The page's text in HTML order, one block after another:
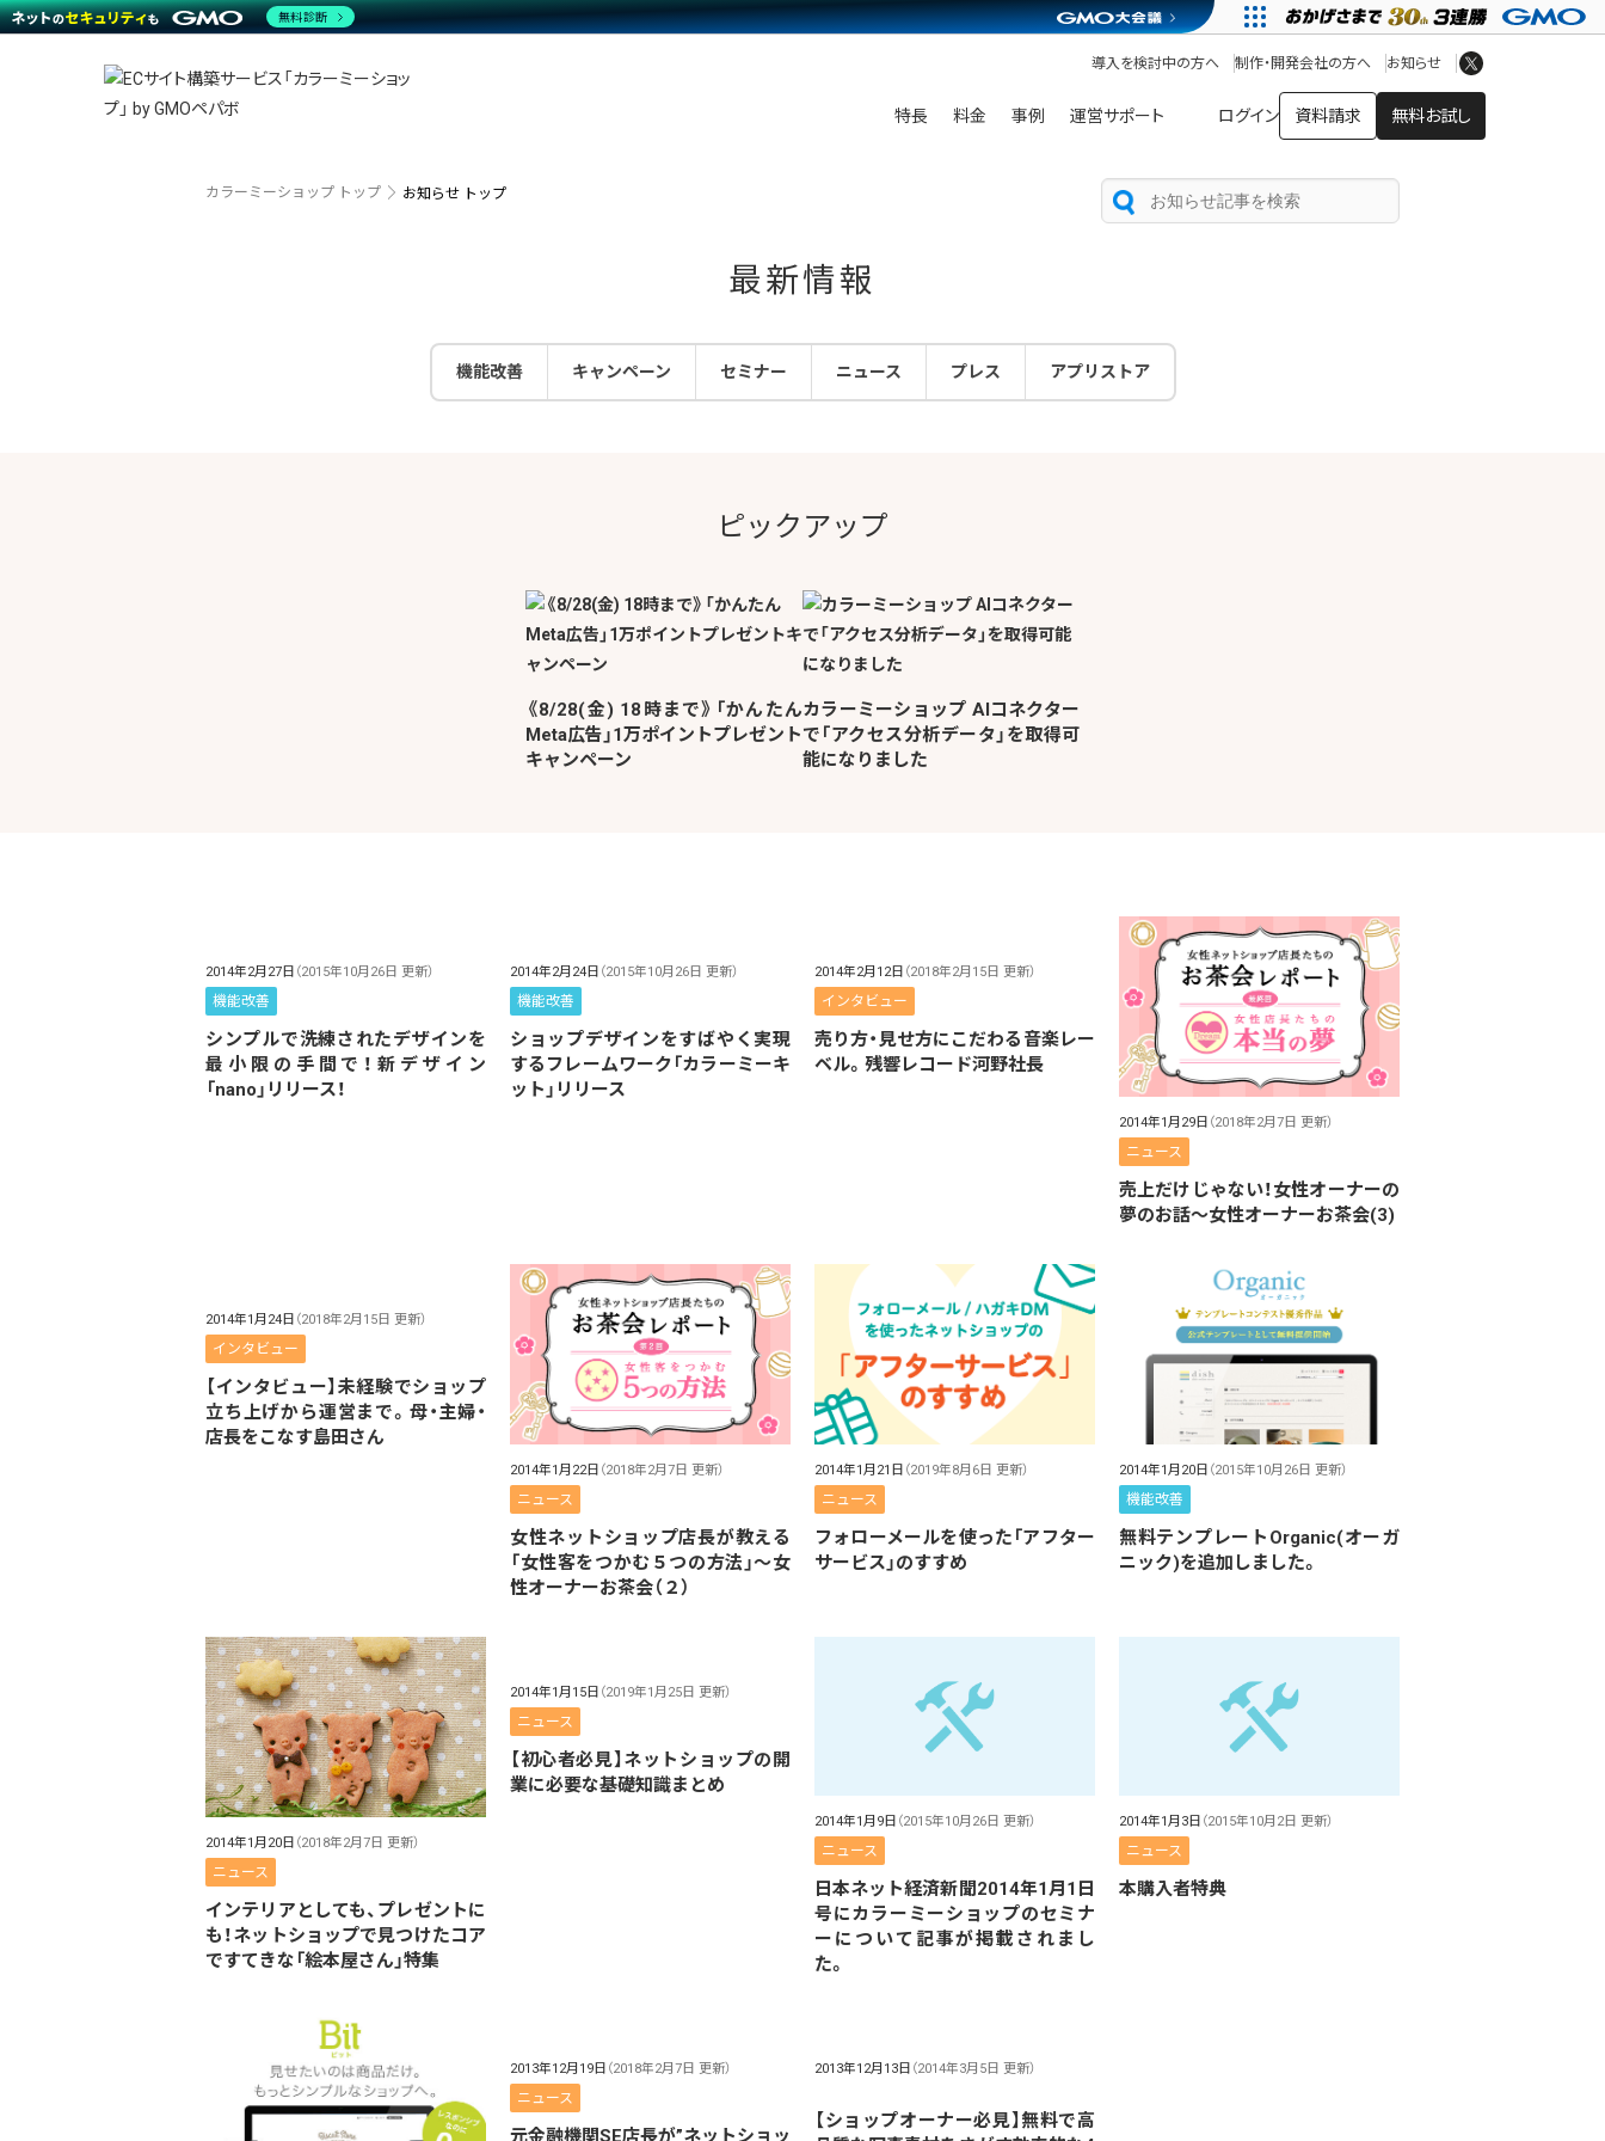
特長 料金 事例 運営サポート ログイン 資料請求 無料お試し
導入を検討中の方へ 制作・開発会社の方へ お知らせ
商材一覧を見る
越境EC（海外販売）
売上につながる集客
複数店舗との連携
雑貨販売 アプリストア
料金
料金シミュレーション
事例
運営サポート
サポート一覧を見る
開発・API連携代行
ヘルプを見る
ヘルプセンター
カラーミーショップ トップ お知らせ トップ
最新情報
機能改善 キャンペーン セミナー ニュース プレス アプリストア
ピックアップ
《8/28(金) 18時まで》「かんたん
Meta広告」1万ポイントプレゼント
キャンペーン
カラーミーショップ AIコネクター
で「アクセス分析データ」を取得可
能になりました
2014年2月27日 （2015年10月26日 更新）
機能改善
シンプルで洗練されたデザインを
最小限の手間で！新デザイン
「nano」リリース！
2014年2月24日 （2015年10月26日 更新）
機能改善
ショップデザインをすばやく実現
するフレームワーク「カラーミーキ
ット」リリース
2014年2月12日 （2018年2月15日 更新）
インタビュー
売り方・見せ方にこだわる音楽レー
ベル。残響レコード河野社長
2014年1月29日 （2018年2月7日 更新）
ニュース
売上だけじゃない！女性オーナーの
夢のお話～女性オーナーお茶会(3)
2014年1月24日 （2018年2月15日 更新）
インタビュー
【インタビュー】未経験でショップ
立ち上げから運営まで。母・主婦・
店長をこなす島田さん
2014年1月22日 （2018年2月7日 更新）
ニュース
女性ネットショップ店長が教える
「女性客をつかむ５つの方法」～女
性オーナーお茶会（２）
2014年1月21日 （2019年8月6日 更新）
ニュース
フォローメールを使った「アフター
サービス」のすすめ
2014年1月20日 （2015年10月26日 更新）
機能改善
無料テンプレートOrganic(オーガ
ニック)を追加しました。
2014年1月20日 （2018年2月7日 更新）
ニュース
インテリアとしても、プレゼントに
も！ネットショップで見つけたコア
ですてきな「絵本屋さん」特集
2014年1月15日 （2019年1月25日 更新）
ニュース
【初心者必見】ネットショップの開
業に必要な基礎知識まとめ
2014年1月9日 （2015年10月26日 更新）
ニュース
日本ネット経済新聞2014年1月1日
号にカラーミーショップのセミナ
ーについて記事が掲載されまし
た。
2014年1月3日 （2015年10月2日 更新）
ニュース
本購入者特典
2013年12月19日 （2018年2月7日 更新）
ニュース
元金融機関SE店長が”ネットショッ
2013年12月13日 （2014年3月5日 更新）
【ショップオーナー必見】無料で高
無料診断